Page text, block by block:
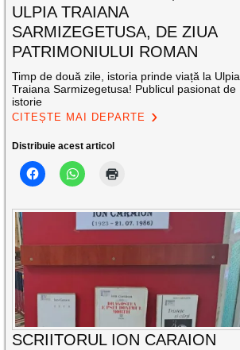
ULPIA TRAIANA
SARMIZEGETUSA, DE ZIUA
PATRIMONIULUI ROMAN
Timp de două zile, istoria prinde viață la Ulpia
Traiana Sarmizegetusa! Publicul pasionat de
istorie
CITEȘTE MAI DEPARTE
Distribuie acest articol
SCRIITORUL ION CARAION